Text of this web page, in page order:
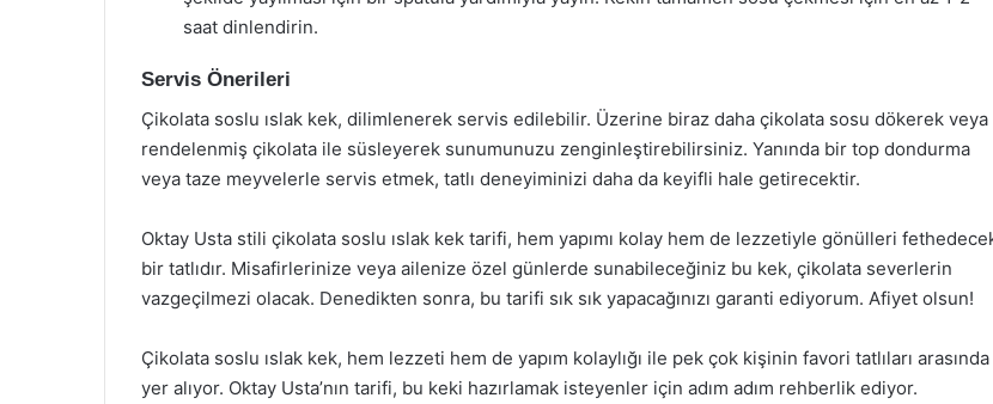
saat dinlendirin.
Servis Önerileri
Çikolata soslu ıslak kek, dilimlenerek servis edilebilir. Üzerine biraz daha çikolata sosu dökerek veya
rendelenmiş çikolata ile süsleyerek sunumunuzu zenginleştirebilirsiniz. Yanında bir top dondurma
veya taze meyvelerle servis etmek, tatlı deneyiminizi daha da keyifli hale getirecektir.
Oktay Usta stili çikolata soslu ıslak kek tarifi, hem yapımı kolay hem de lezzetiyle gönülleri
bir tatlıdır. Misafirlerinize veya ailenize özel günlerde sunabileceğiniz bu kek, çikolata severlerin
vazgeçilmezi olacak. Denedikten sonra, bu tarifi sık sık yapacağınızı garanti ediyorum. Afiyet olsun!
Çikolata soslu ıslak kek, hem lezzeti hem de yapım kolaylığı ile pek çok kişinin favori tatlıları arasında
yer alıyor. Oktay Usta’nın tarifi, bu keki hazırlamak isteyenler için adım adım rehberlik ediyor.